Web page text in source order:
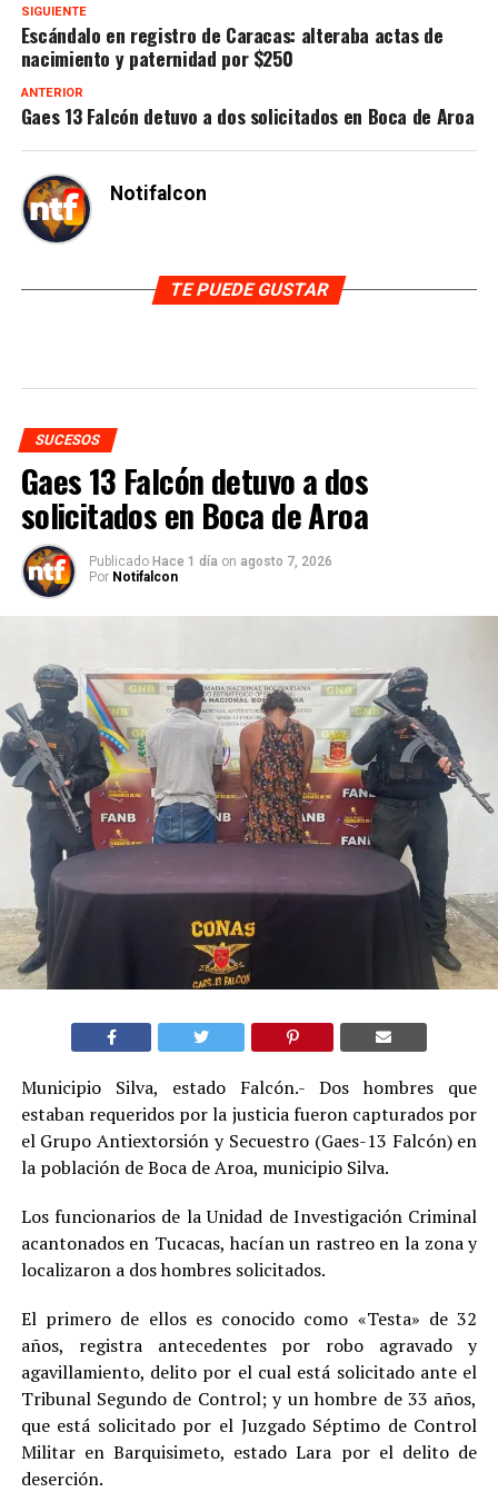
SIGUIENTE
Escándalo en registro de Caracas: alteraba actas de
nacimiento y paternidad por $250
ANTERIOR
Gaes 13 Falcón detuvo a dos solicitados en Boca de Aroa
Notifalcon
TE PUEDE GUSTAR
SUCESOS
Gaes 13 Falcón detuvo a dos
solicitados en Boca de Aroa
Publicado Hace 1 día on agosto 7, 2026
Por Notifalcon
Municipio Silva, estado Falcón.- Dos hombres que
estaban requeridos por la justicia fueron capturados por
el Grupo Antiextorsión y Secuestro (Gaes-13 Falcón) en
la población de Boca de Aroa, municipio Silva.
Los funcionarios de la Unidad de Investigación Criminal
acantonados en Tucacas, hacían un rastreo en la zona y
localizaron a dos hombres solicitados.
El primero de ellos es conocido como «Testa» de 32
años, registra antecedentes por robo agravado y
agavillamiento, delito por el cual está solicitado ante el
Tribunal Segundo de Control; y un hombre de 33 años,
que está solicitado por el Juzgado Séptimo de Control
Militar en Barquisimeto, estado Lara por el delito de
deserción.